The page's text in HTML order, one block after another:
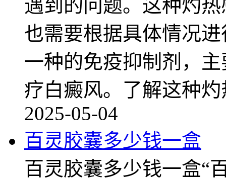
遇到的问题。这种灼
也需要根据具体情况
一种的免疫抑制剂，
疗白癜风。了解这种
2025-05-04
百灵胶囊多少钱一盒
百灵胶囊多少钱一盒“